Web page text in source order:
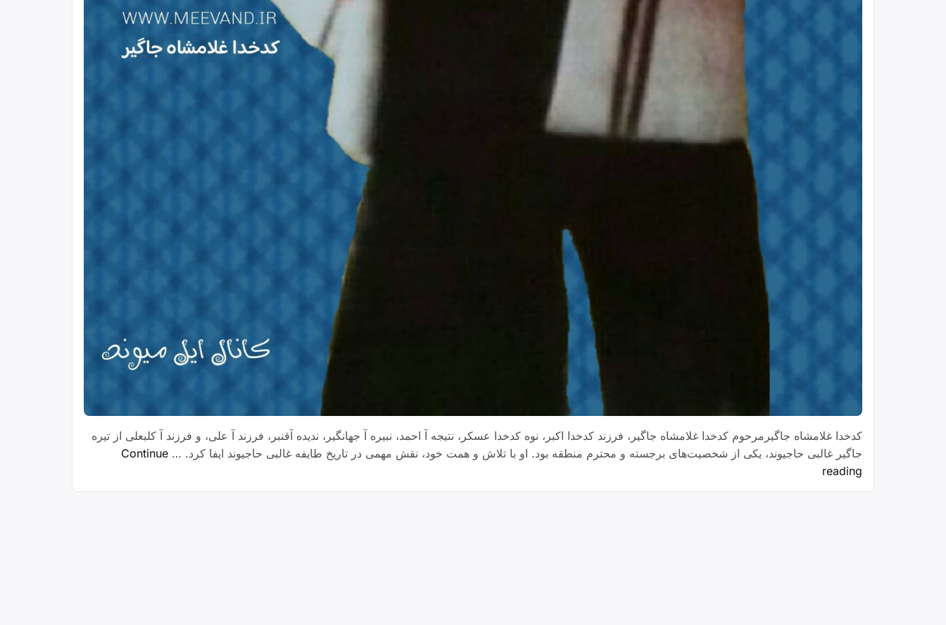
کدخدا غلامشاه جاگیرمرحوم کدخدا غلامشاه جاگیر، فرزند کدخدا اکبر، نوه کدخدا عسکر، نتیجه آ احمد، نبیره آ جهانگیر، ندیده آقنبر، فرزند آ علی، و فرزند آ کلبعلی از تیره
جاگیر غالبی حاجیوند، یکی از شخصیت‌های برجسته و محترم منطقه بود. او با تلاش و همت خود، نقش مهمی در تاريخ طایفه غالبی حاجیوند ایفا کرد. … Continue
reading